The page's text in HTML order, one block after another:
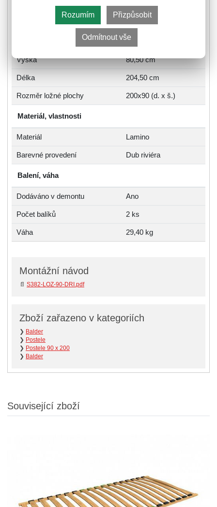
95 cm
Výška 80,50 cm
Délka 204,50 cm
Rozměr ložné plochy 200x90 (d. x š.)
Materiál, vlastnosti
Materiál Lamino
Barevné provedení Dub riviéra
Balení, váha
Dodáváno v demontu Ano
Počet balíků 2 ks
Váha 29,40 kg
Montážní návod
📄 S382-LOZ-90-DRI.pdf
Zboží zařazeno v kategoriích
❯ Balder
❯ Postele
❯ Postele 90 x 200
❯ Balder
Související zboží
Rozumím Přizpůsobit
Odmítnout vše